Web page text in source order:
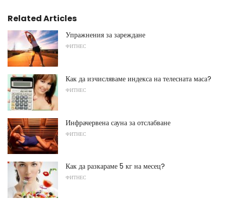
Related Articles
Упражнения за зареждане
ФИТНЕС
Как да изчисляваме индекса на телесната маса?
ФИТНЕС
Инфрачервена сауна за отслабване
ФИТНЕС
Как да разкараме 5 кг на месец?
ФИТНЕС